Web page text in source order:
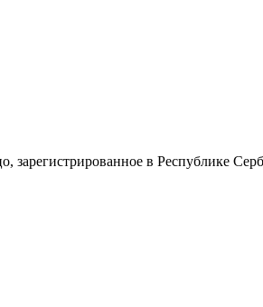
зарегистрированное в Республике